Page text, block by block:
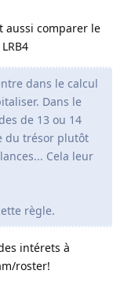
aussi comparer le
dans le calcul
Dans le
de 13 ou 14
du trésor plutôt
Cela leur
règle.
intérets à
roster!